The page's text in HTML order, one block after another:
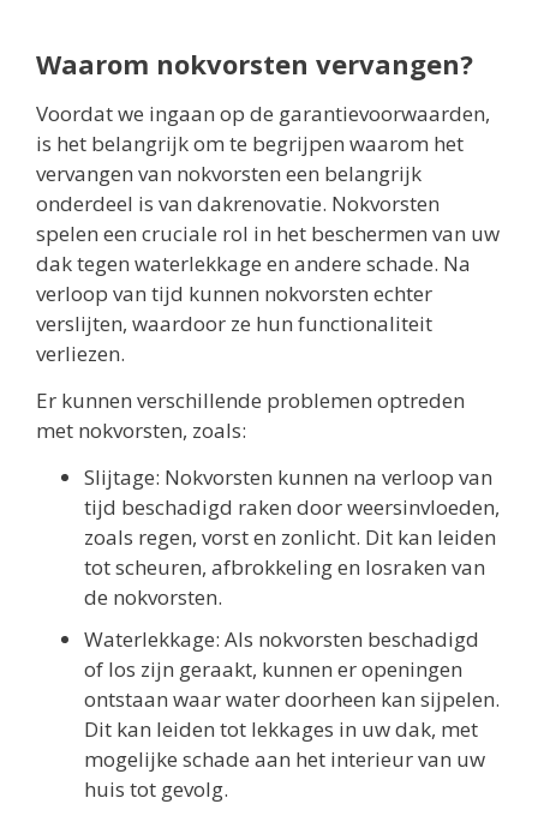
Waarom nokvorsten vervangen?
Voordat we ingaan op de garantievoorwaarden,
is het belangrijk om te begrijpen waarom het
vervangen van nokvorsten een belangrijk
onderdeel is van dakrenovatie. Nokvorsten
spelen een cruciale rol in het beschermen van uw
dak tegen waterlekkage en andere schade. Na
verloop van tijd kunnen nokvorsten echter
verslijten, waardoor ze hun functionaliteit
verliezen.
Er kunnen verschillende problemen optreden
met nokvorsten, zoals:
Slijtage: Nokvorsten kunnen na verloop van
tijd beschadigd raken door weersinvloeden,
zoals regen, vorst en zonlicht. Dit kan leiden
tot scheuren, afbrokkeling en losraken van
de nokvorsten.
Waterlekkage: Als nokvorsten beschadigd
of los zijn geraakt, kunnen er openingen
ontstaan waar water doorheen kan sijpelen.
Dit kan leiden tot lekkages in uw dak, met
mogelijke schade aan het interieur van uw
huis tot gevolg.